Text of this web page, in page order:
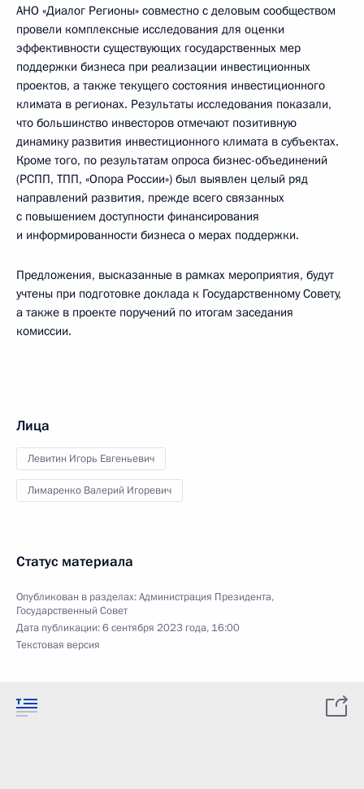
АНО «Диалог Регионы» совместно с деловым сообществом
провели комплексные исследования для оценки
эффективности существующих государственных мер
поддержки бизнеса при реализации инвестиционных
проектов, а также текущего состояния инвестиционного
климата в регионах. Результаты исследования показали,
что большинство инвесторов отмечают позитивную
динамику развития инвестиционного климата в субъектах.
Кроме того, по результатам опроса бизнес-объединений
(РСПП, ТПП, «Опора России») был выявлен целый ряд
направлений развития, прежде всего связанных
с повышением доступности финансирования
и информированности бизнеса о мерах поддержки.
Предложения, высказанные в рамках мероприятия, будут
учтены при подготовке доклада к Государственному Совету,
а также в проекте поручений по итогам заседания
комиссии.
Лица
Левитин Игорь Евгеньевич
Лимаренко Валерий Игоревич
Статус материала
Опубликован в разделах:Администрация Президента,
Государственный Совет
Дата публикации:6 сентября 2023 года, 16:00
Текстовая версия